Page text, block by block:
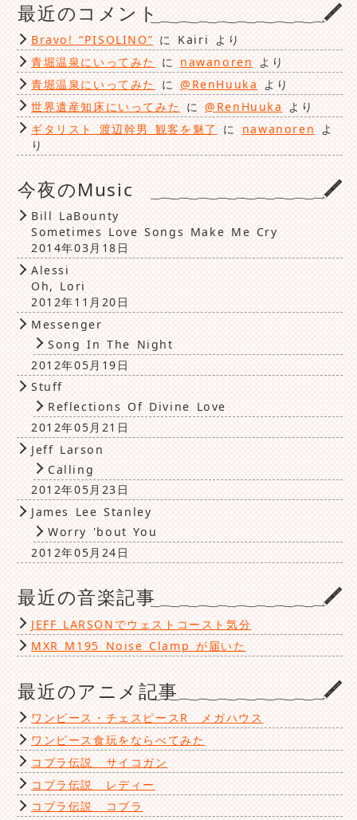
最近のコメント
Bravo! “PISOLINO” に Kairi より
青堀温泉にいってみた
に nawanoren より
青堀温泉にいってみた
に @RenHuuka より
世界遺産知床にいってみた に@RenHuuka
より
ギタリスト 渡辺幹男 観客を魅了
に nawanoren
よ
り
今夜のMusic
Bill LaBounty
Sometimes Love Songs Make Me Cry
2014年03月18日
Alessi
Oh, Lori
2012年11月20日
Messenger
Song In The Night
2012年05月19日
Stuff
Reflections Of Divine Love
2012年05月21日
Jeff Larson
Calling
2012年05月23日
James Lee Stanley
Worry 'bout You
2012年05月24日
最近の音楽記事
JEFF LARSONでウェストコースト気分
MXR M195 Noise Clamp が届いた
最近のアニメ記事
ワンピース・チェスピースR メガハウス
ワンピース食玩をならべてみた
コブラ伝説 サイコガン
コブラ伝説 レディー
コブラ伝説 コブラ